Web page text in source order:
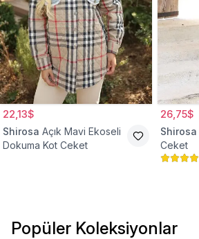
22,13$
Shirosa Açık Mavi Ekoseli
Dokuma Kot Ceket
26,75$
Shirosa
Ceket
Popüler Koleksiyonlar